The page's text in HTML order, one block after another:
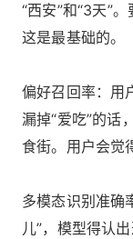
“西安”和“3天”
这是最基础的。
偏好召回率：用
漏掉“爱吃”的话
食街。用户会觉
多模态识别准确
儿”，模型得认